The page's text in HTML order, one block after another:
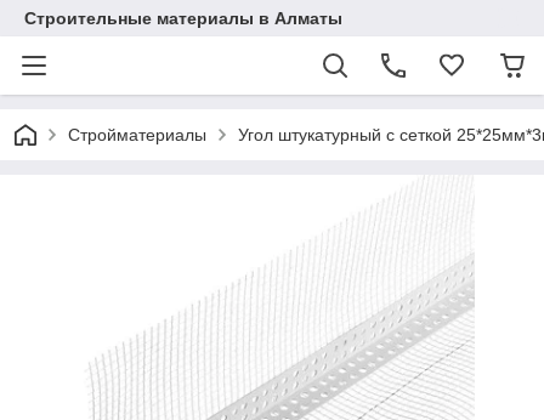
Строительные материалы в Алматы
Стройматериалы Угол штукатурный с сеткой